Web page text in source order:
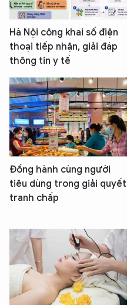
Hà Nội công khai số điện
thoại tiếp nhận, giải đáp
thông tin y tế
Đồng hành cùng người
tiêu dùng trong giải quyết
tranh chấp